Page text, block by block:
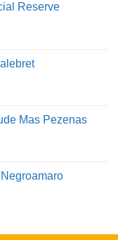
Reserve
Mas Pezenas